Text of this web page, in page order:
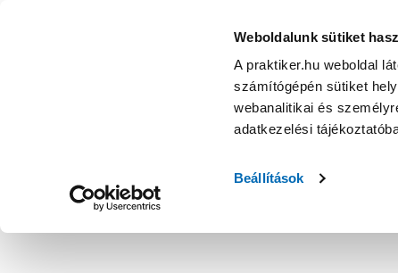
Weboldalunk sütiket
A praktiker.hu weboldal
számítógépén sütiket
webanalitikai és
adatkezelési
Beállítások